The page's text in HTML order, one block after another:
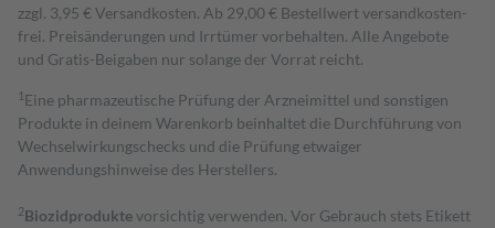
zzgl. 3,95 € Versandkosten. Ab 29,00 € Bestell­wert versand­kosten­
frei. Preisänderungen und Irrtümer vorbehalten. Alle Angebote
und Gratis-Beigaben nur solange der Vorrat reicht.
1 Eine pharmazeutische Prüfung der Arzneimittel und sonstigen
Produkte in deinem Warenkorb beinhaltet die Durchführung von
Wechselwirkungschecks und die Prüfung etwaiger
Anwendungshinweise des Herstellers.
2Biozidproduktevorsichtig verwenden. Vor Gebrauch stets Etikett